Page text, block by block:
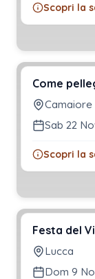
Scopri la
Come
Camaiore
Sab 22
Scopri la
Festa del
Lucca
Dom 9